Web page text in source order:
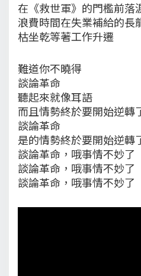
在《救世軍》的門檻前落
浪費時間在失業補給的長
枯坐乾等著工作升遷
難道你不曉得
談論革命
聽起來就像耳語
而且情勢終於要開始逆轉
談論革命
是的情勢終於要開始逆轉
談論革命，哦事情不妙了
談論革命，哦事情不妙了
談論革命，哦事情不妙了